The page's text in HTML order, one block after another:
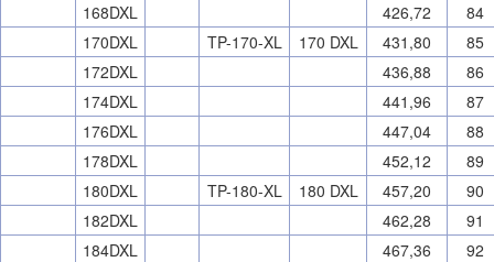
168DXL
426,72
84
170DXL
TP-170-XL 170 DXL 431,80
85
172DXL
436,88
86
174DXL
441,96
87
176DXL
447,04
88
178DXL
452,12
89
180DXL
TP-180-XL 180 DXL 457,20
90
182DXL
462,28
91
184DXL
467,36
92